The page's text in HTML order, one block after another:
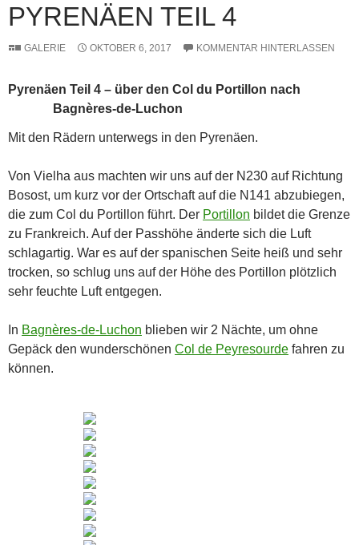
PYRENÄEN TEIL 4
GALERIE OKTOBER 6, 2017 KOMMENTAR HINTERLASSEN
Pyrenäen Teil 4 – über den Col du Portillon nach
Bagnères-de-Luchon
Mit den Rädern unterwegs in den Pyrenäen.
Von Vielha aus machten wir uns auf der N230 auf Richtung
Bosost, um kurz vor der Ortschaft auf die N141 abzubiegen,
die zum Col du Portillon führt. Der Portillon bildet die Grenze
zu Frankreich. Auf der Passhöhe änderte sich die Luft
schlagartig. War es auf der spanischen Seite heiß und sehr
trocken, so schlug uns auf der Höhe des Portillon plötzlich
sehr feuchte Luft entgegen.
In Bagnères-de-Luchon blieben wir 2 Nächte, um ohne
Gepäck den wunderschönen Col de Peyresourde fahren zu
können.